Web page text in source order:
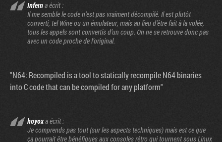
Inferna écrit :
Il me semble le code n’est pas vraiment décompilé. Il est plutôt
converti, tel Wine ou un émulateur, mais au lieu d’être fait à la volée,
tous les appels sont convertis d’un coup. On ne se retrouve donc pas
avec un code proche de l’original.
"N64: Recompiled is a tool to statically recompile N64 binaries
into C code that can be compiled for any platform"
hoyoxa écrit :
Je comprends pas tout (sur les aspects techniques) mais est ce que
ça pourrait être bénéfiques aux consoles rétro qui tournent sous Linux